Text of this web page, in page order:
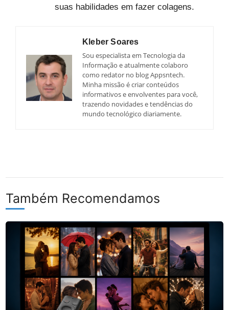
suas habilidades em fazer colagens.
Kleber Soares
Sou especialista em Tecnologia da
Informação e atualmente colaboro
como redator no blog Appsntech.
Minha missão é criar conteúdos
informativos e envolventes para você,
trazendo novidades e tendências do
mundo tecnológico diariamente.
Também Recomendamos